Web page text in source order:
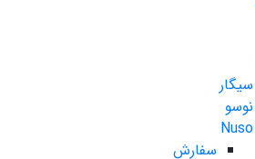
سیگار
نوسو
Nuso
سفارش